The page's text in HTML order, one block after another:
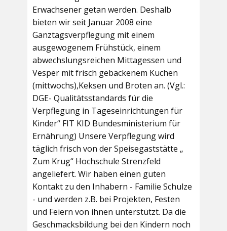
Erwachsener getan werden. Deshalb
bieten wir seit Januar 2008 eine
Ganztagsverpflegung mit einem
ausgewogenem Frühstück, einem
abwechslungsreichen Mittagessen und
Vesper mit frisch gebackenem Kuchen
(mittwochs),Keksen und Broten an. (Vgl.:
DGE- Qualitätsstandards für die
Verpflegung in Tageseinrichtungen für
Kinder“ FIT KID Bundesministerium für
Ernährung) Unsere Verpflegung wird
täglich frisch von der Speisegaststätte „
Zum Krug“ Hochschule Strenzfeld
angeliefert. Wir haben einen guten
Kontakt zu den Inhabern - Familie Schulze
- und werden z.B. bei Projekten, Festen
und Feiern von ihnen unterstützt. Da die
Geschmacksbildung bei den Kindern noch